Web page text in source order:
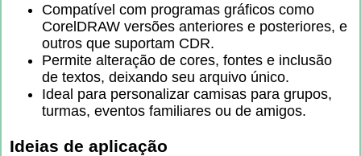
Compatível com programas gráficos como
CorelDRAW versões anteriores e posteriores, e
outros que suportam CDR.
Permite alteração de cores, fontes e inclusão
de textos, deixando seu arquivo único.
Ideal para personalizar camisas para grupos,
turmas, eventos familiares ou de amigos.
Ideias de aplicação